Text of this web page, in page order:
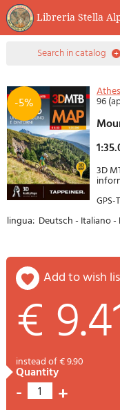
Libreria Stella
0
Facebook
search in catalog
-5% 96
3D
GPS-
lingua: Deutsch - Italiano -
add to wish
€
instead of € 9.90
quantity
- 1 +